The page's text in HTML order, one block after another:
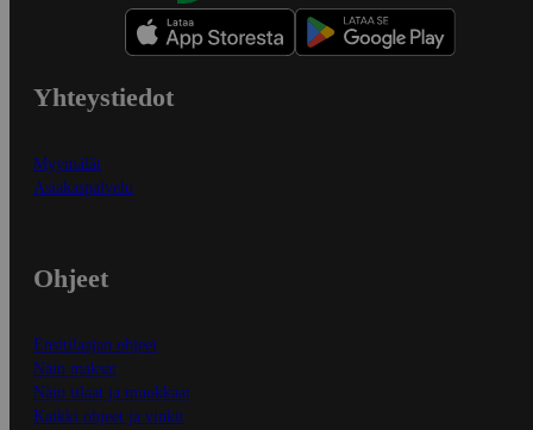
Yhteystiedot
Myymälät
Asiakaspalvelu
Ohjeet
Ensitilaajan ohjeet
Näin maksat
Näin tilaat ja muokkaat
Kaikki ohjeet ja vinkit